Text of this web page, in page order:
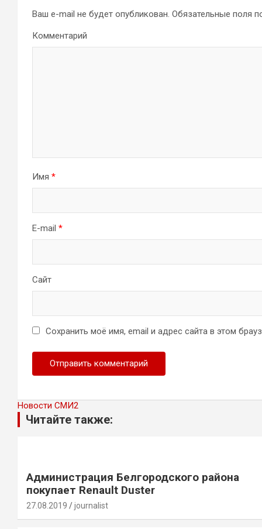
Ваш e-mail не будет опубликован. Обязательные поля
Комментарий
Имя *
E-mail *
Сайт
Сохранить моё имя, email и адрес сайта в этом
Новости СМИ2
Читайте также:
Администрация Белгородского района
покупает Renault Duster
27.08.2019 journalist